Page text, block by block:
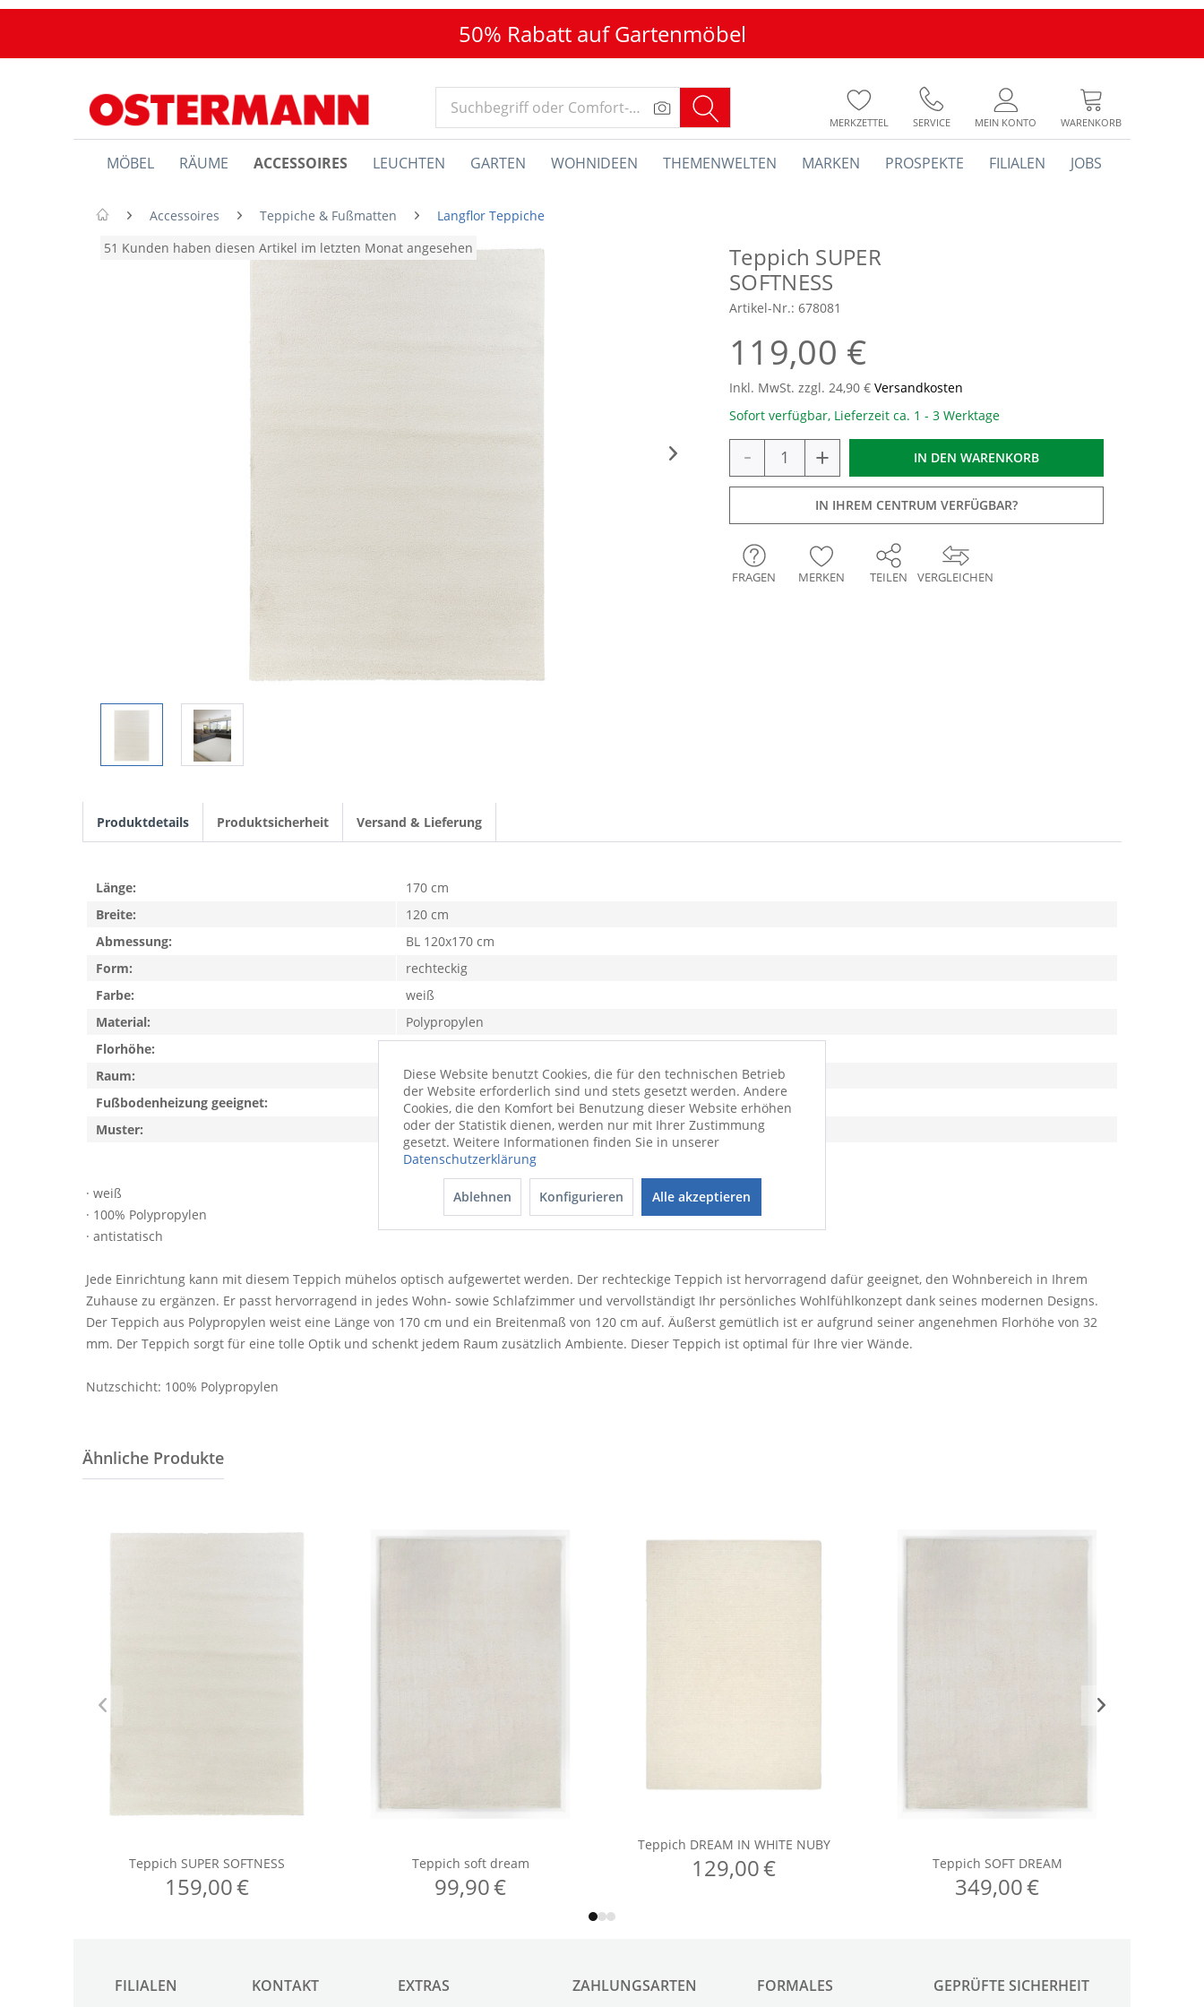
50% Rabatt auf Gartenmöbel
MERKZETTEL SERVICE MEIN KONTO WARENKORB
MÖBEL RÄUME ACCESSOIRES LEUCHTEN GARTEN WOHNIDEEN THEMENWELTEN MARKEN PROSPEKTE FILIALEN JOBS
Accessoires Teppiche & Fußmatten
Langflor Teppiche
51 Kunden haben diesen Artikel im letzten Monat angesehen
Teppich SUPER
SOFTNESS
Artikel-Nr.: 678081
119,00 €
Inkl. MwSt. zzgl. 24,90 € Versandkosten
Sofort verfügbar, Lieferzeit ca. 1 - 3 Werktage
- + IN DEN WARENKORB
IN IHREM CENTRUM VERFÜGBAR?
VERGLEICHEN
FRAGEN MERKEN TEILEN
Produktdetails Produktsicherheit Versand & Lieferung
· weiß
· 100% Polypropylen
· antistatisch
Jede Einrichtung kann mit diesem Teppich mühelos optisch aufgewertet werden. Der rechteckige Teppich ist hervorragend dafür geeignet, den Wohnbereich in Ihrem
Zuhause zu ergänzen. Er passt hervorragend in jedes Wohn- sowie Schlafzimmer und vervollständigt Ihr persönliches Wohlfühlkonzept dank seines modernen Designs.
Der Teppich aus Polypropylen weist eine Länge von 170 cm und ein Breitenmaß von 120 cm auf. Äußerst gemütlich ist er aufgrund seiner angenehmen Florhöhe von 32
mm. Der Teppich sorgt für eine tolle Optik und schenkt jedem Raum zusätzlich Ambiente. Dieser Teppich ist optimal für Ihre vier Wände.
Nutzschicht: 100% Polypropylen
Länge:
170 cm
Breite:
120 cm
Abmessung:
BL 120x170 cm
Form:
rechteckig
Farbe:
weiß
Material:
Polypropylen
Florhöhe:
Raum:
Wohnzimmer, Schlafzimmer
Fußbodenheizung geeignet:
ja
Muster:
Uni
FILIALEN KONTAKT EXTRAS ZAHLUNGSARTEN FORMALES GEPRÜFTE SICHERHEIT
Diese Website benutzt Cookies, die für den technischen Betrieb
der Website erforderlich sind und stets gesetzt werden. Andere
Cookies, die den Komfort bei Benutzung dieser Website erhöhen
oder der Statistik dienen, werden nur mit Ihrer Zustimmung
gesetzt. Weitere Informationen finden Sie in unserer
Datenschutzerklärung
Ablehnen Konfigurieren Alle akzeptieren